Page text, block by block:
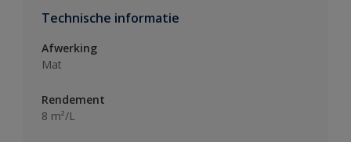
Technische informatie
Afwerking
Mat
Rendement
8 m²/L